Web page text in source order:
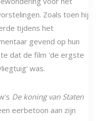
Zoals toen hij
tijdens het
gevend op hun
dat de film 'de ergste
was.
De koning van Staten
eerbetoon aan zijn